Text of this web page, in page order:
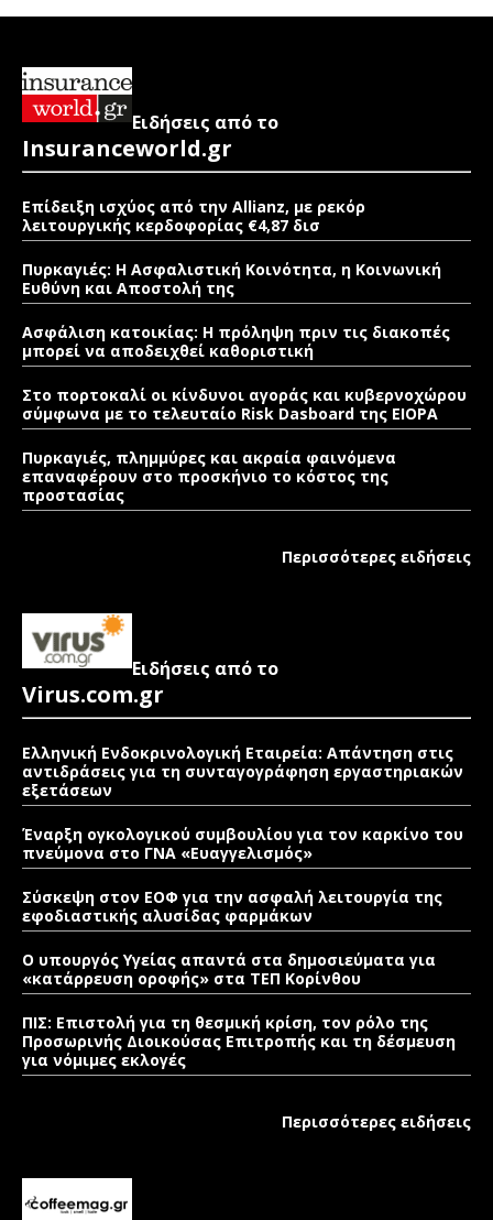
Ειδήσεις από το
Insuranceworld.gr
Επίδειξη ισχύος από την Allianz, με ρεκόρ
λειτουργικής κερδοφορίας €4,87 δισ
Πυρκαγιές: Η Ασφαλιστική Κοινότητα, η Κοινωνική
Ευθύνη και Αποστολή της
Ασφάλιση κατοικίας: Η πρόληψη πριν τις διακοπές
μπορεί να αποδειχθεί καθοριστική
Στο πορτοκαλί οι κίνδυνοι αγοράς και κυβερνοχώρου
σύμφωνα με το τελευταίο Risk Dasboard της EIOPA
Πυρκαγιές, πλημμύρες και ακραία φαινόμενα
επαναφέρουν στο προσκήνιο το κόστος της
προστασίας
Περισσότερες ειδήσεις
Ειδήσεις από το
Virus.com.gr
Ελληνική Ενδοκρινολογική Εταιρεία: Απάντηση στις
αντιδράσεις για τη συνταγογράφηση εργαστηριακών
εξετάσεων
Έναρξη ογκολογικού συμβουλίου για τον καρκίνο του
πνεύμονα στο ΓΝΑ «Ευαγγελισμός»
Σύσκεψη στον ΕΟΦ για την ασφαλή λειτουργία της
εφοδιαστικής αλυσίδας φαρμάκων
Ο υπουργός Υγείας απαντά στα δημοσιεύματα για
«κατάρρευση οροφής» στα ΤΕΠ Κορίνθου
ΠΙΣ: Επιστολή για τη θεσμική κρίση, τον ρόλο της
Προσωρινής Διοικούσας Επιτροπής και τη δέσμευση
για νόμιμες εκλογές
Περισσότερες ειδήσεις